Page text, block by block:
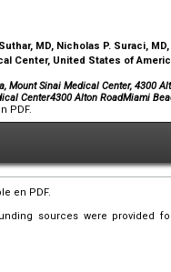
MD, Nicholas P. Suraci, MD
Center, United States of
Sinai Medical Center, 4300
Center4300 Alton RoadMiami
PDF.
en PDF.
sources were provided